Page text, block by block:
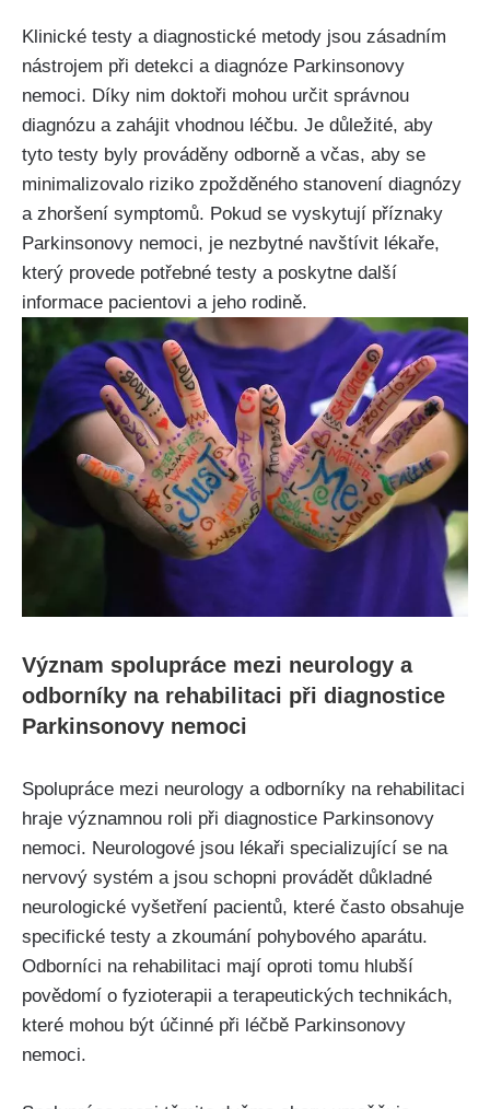
Klinické testy a diagnostické metody jsou zásadním
nástrojem při detekci a diagnóze Parkinsonovy
nemoci. Díky nim doktoři mohou určit správnou
diagnózu a zahájit vhodnou léčbu. Je důležité, aby
tyto testy byly prováděny odborně a včas, aby se
minimalizovalo riziko zpožděného stanovení diagnózy
a zhoršení symptomů. Pokud se vyskytují příznaky
Parkinsonovy nemoci, je nezbytné navštívit lékaře,
který provede potřebné testy a poskytne další
informace pacientovi a jeho rodině.
Význam spolupráce mezi neurology a
odborníky na rehabilitaci při diagnostice
Parkinsonovy nemoci
Spolupráce mezi neurology a odborníky na rehabilitaci
hraje významnou roli při diagnostice Parkinsonovy
nemoci. Neurologové jsou lékaři specializující se na
nervový systém a jsou schopni provádět důkladné
neurologické vyšetření pacientů, které často obsahuje
specifické testy a zkoumání pohybového aparátu.
Odborníci na rehabilitaci mají oproti tomu hlubší
povědomí o fyzioterapii a terapeutických technikách,
které mohou být účinné při léčbě Parkinsonovy
nemoci.